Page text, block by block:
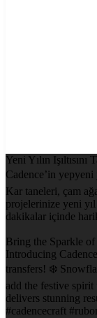
Yeni Yılın Işıltısını
Cadence’in yepyeni
Kar taneleri, çam
projelerinize yeni
dakikalar içinde
Bring the Sparkle
Introducing
transfers! ❄️
add the festive
delivers stunning
#cadencecraft